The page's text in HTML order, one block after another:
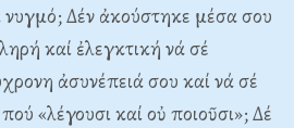
νυγμό; Δέν ἀκούστηκε μέσα σου
καί ἐλεγκτική νά σέ
ἀσυνέπειά σου καί νά σέ
«λέγουσι καί οὐ ποιοῦσι»; Δέ